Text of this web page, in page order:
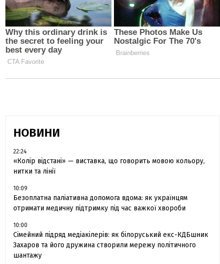
НОВИНИ
22:24
«Колір відстані» — виставка, що говорить мовою кольору,
нитки та лінії
10:09
Безоплатна паліативна допомога вдома: як українцям
отримати медичну підтримку під час важкої хвороби
10:00
Сімейний підряд медіакілерів: як білоруський екс-КДБшник
Захаров та його дружина створили мережу політичного
шантажу